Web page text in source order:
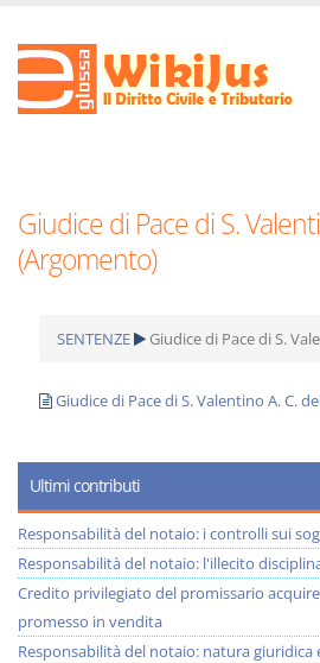
Giudice di Pace di S.
(Argomento)
SENTENZE Giudice di Pace di S.
Giudice di Pace di S. Valentino A. C.
Ultimi contributi
Responsabilità del notaio: i controlli sui
Responsabilità del notaio: l'illecito
Credito privilegiato del promissario
promesso in vendita
Responsabilità del notaio: natura giuridica